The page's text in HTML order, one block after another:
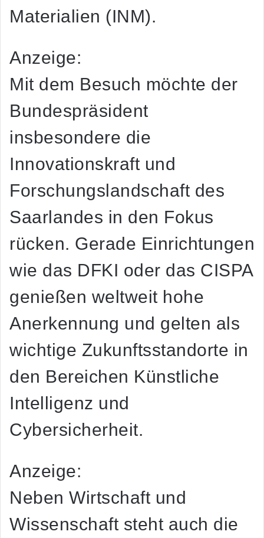
Materialien (INM).
Anzeige:
Mit dem Besuch möchte der
Bundespräsident
insbesondere die
Innovationskraft und
Forschungslandschaft des
Saarlandes in den Fokus
rücken. Gerade Einrichtungen
wie das DFKI oder das CISPA
genießen weltweit hohe
Anerkennung und gelten als
wichtige Zukunftsstandorte in
den Bereichen Künstliche
Intelligenz und
Cybersicherheit.
Anzeige:
Neben Wirtschaft und
Wissenschaft steht auch die